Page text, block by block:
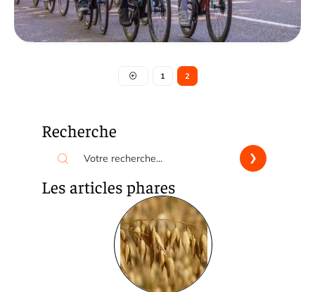
1 2
Recherche
Les articles phares